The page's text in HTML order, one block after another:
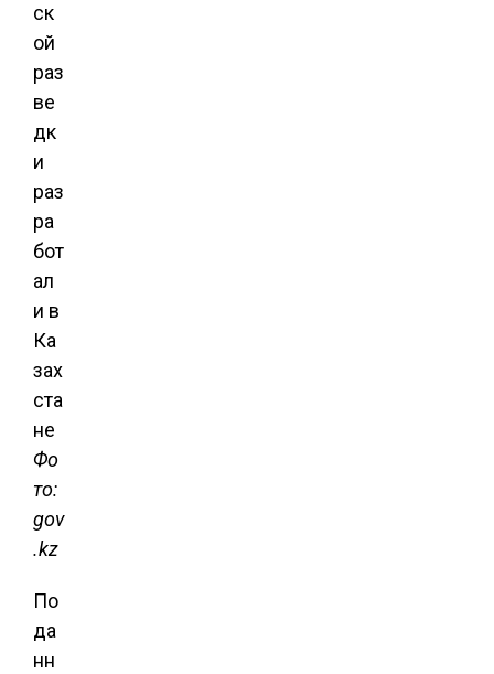
Фо
то:
gov
.kz
По
да
нн